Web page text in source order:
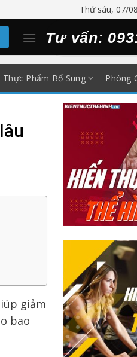
Thứ sáu, 07/
Tư vấn:
Thực Phẩm Bổ Sung Phòng
giảm
bao